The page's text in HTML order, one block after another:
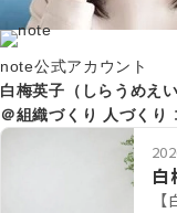
note公式アカウント
白梅英子（しらうめえい
＠組織づくり 人づくり